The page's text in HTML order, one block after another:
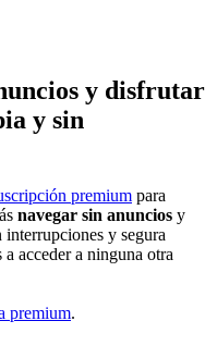
y disfrutar
y sin
premium para
navegar sin anuncios y
y segura
a acceder a ninguna otra
premium.